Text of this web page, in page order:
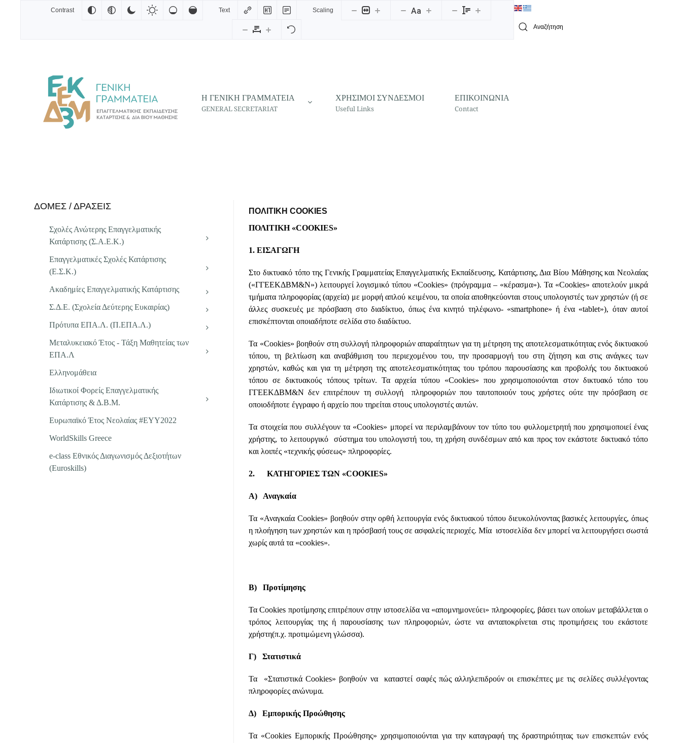
Contrast Text Scaling Aa
Η ΓΕΝΙΚΗ ΓΡΑΜΜΑΤΕΙΑ
GENERAL SECRETARIAT
ΧΡΗΣΙΜΟΙ ΣΥΝΔΕΣΜΟΙ
Useful Links
ΕΠΙΚΟΙΝΩΝΙΑ
Contact
ΠΟΛΙΤΙΚΉ COOKIES
ΠΟΛΙΤΙΚΗ «COOKIES»
1. ΕΙΣΑΓΩΓΗ
Στο δικτυακό τόπο της Γενικής Γραμματείας Επαγγελματικής Εκπαίδευσης, Κατάρτισης, Δια Βίου Μάθησης και Νεολαίας
(«ΓΓΕΕΚΔΒΜ&Ν») λειτουργεί λογισμικό τύπου «Cookies» (πρόγραμμα – «κέρασμα»). Τα «Cookies» αποτελούν μικρά
τμήματα πληροφορίας (αρχεία) με μορφή απλού κειμένου, τα οποία αποθηκεύονται στους υπολογιστές των χρηστών (ή σε
άλλες συσκευές με πρόσβαση στο διαδίκτυο, όπως ένα κινητό τηλέφωνο- «smartphone» ή ένα «tablet»), όταν αυτοί
επισκέπτονται οποιαδήποτε σελίδα στο διαδίκτυο.
Τα «Cookies» βοηθούν στη συλλογή πληροφοριών απαραίτητων για τη μέτρηση της αποτελεσματικότητας ενός δικτυακού
τόπου, τη βελτίωση και αναβάθμιση του περιεχομένου του, την προσαρμογή του στη ζήτηση και στις ανάγκες των
χρηστών, καθώς και για τη μέτρηση της αποτελεσματικότητας του τρόπου παρουσίασης και προβολής του δικτυακού
τόπου σε δικτυακούς τόπους τρίτων. Τα αρχεία τύπου «Cookies» που χρησιμοποιούνται στον δικτυακό τόπο του
ΓΓΕΕΚΔΒΜ&Ν δεν επιτρέπουν τη συλλογή πληροφοριών που ταυτοποιούν τους χρήστες ούτε την πρόσβαση σε
οποιοδήποτε έγγραφο ή αρχείο που τηρείται στους υπολογιστές αυτών.
Τα στοιχεία που συλλέγουν τα «Cookies» μπορεί να περιλαμβάνουν τον τύπο του φυλλομετρητή που χρησιμοποιεί ένας
χρήστης, το λειτουργικό σύστημα του υπολογιστή του, τη χρήση συνδέσμων από και προς τον εκάστοτε δικτυακό τόπο
και λοιπές «τεχνικής φύσεως» πληροφορίες.
2. ΚΑΤΗΓΟΡΙΕΣ ΤΩΝ «COOKIES»
Α) Αναγκαία
Τα «Αναγκαία Cookies» βοηθούν στην ορθή λειτουργία ενός δικτυακού τόπου διευκολύνοντας βασικές λειτουργίες, όπως
η πλοήγηση των χρηστών και η πρόσβασή τους σε ασφαλείς περιοχές. Μία ιστοσελίδα δεν μπορεί να λειτουργήσει σωστά
χωρίς αυτά τα «cookies».
Β) Προτίμησης
Τα Cookies προτίμησης επιτρέπουν στην ιστοσελίδα να «απομνημονεύει» πληροφορίες, βάσει των οποίων μεταβάλλεται ο
τρόπος λειτουργίας της ή παρουσίασης των πληροφοριών, ώστε να ανταποκρίνεται στις προτιμήσεις του εκάστοτε
χρήστη(π.χ. προτιμώμενη γλώσσα).
Γ) Στατιστικά
Τα «Στατιστικά Cookies» βοηθούν να καταστεί σαφές πώς αλληλεπιδρούν οι επισκέπτες με τις σελίδες συλλέγοντας
πληροφορίες ανώνυμα.
Δ) Εμπορικής Προώθησης
Τα «Cookies Εμπορικής Προώθησης» χρησιμοποιούνται για την καταγραφή της δραστηριότητας των επισκεπτών ενός
ΔΟΜΕΣ / ΔΡΑΣΕΙΣ
Σχολές Ανώτερης Επαγγελματικής
Κατάρτισης (Σ.Α.Ε.Κ.)
Επαγγελματικές Σχολές Κατάρτισης
(Ε.Σ.Κ.)
Ακαδημίες Επαγγελματικής Κατάρτισης
Σ.Δ.Ε. (Σχολεία Δεύτερης Ευκαιρίας)
Πρότυπα ΕΠΑ.Λ. (Π.ΕΠΑ.Λ.)
Μεταλυκειακό Έτος - Τάξη Μαθητείας των
ΕΠΑ.Λ
Ελληνομάθεια
Ιδιωτικοί Φορείς Επαγγελματικής
Κατάρτισης & Δ.Β.Μ.
Ευρωπαϊκό Έτος Νεολαίας #EYY2022
WorldSkills Greece
e-class Εθνικός Διαγωνισμός Δεξιοτήτων
(Euroskills)